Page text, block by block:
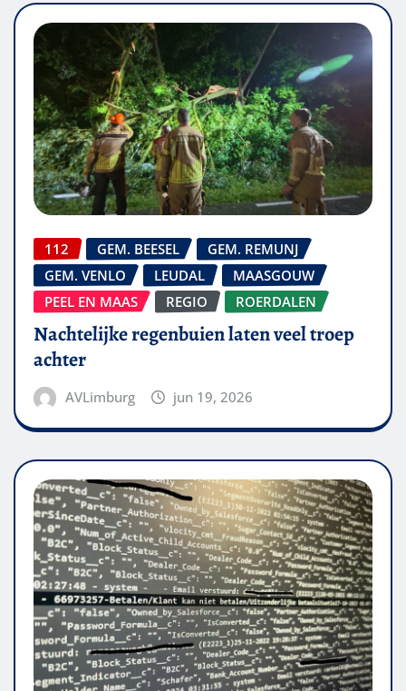
112 GEM. BEESEL
GEM. REMUNJ
GEM. VENLO
LEUDAL
MAASGOUW
PEEL EN MAAS
REGIO ROERDALEN
Nachtelijke regenbuien laten veel troep
achter
AVLimburg jun 19, 2026